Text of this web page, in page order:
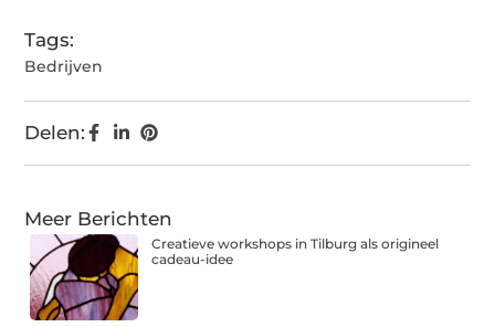
Tags:
Bedrijven
Delen:
Meer Berichten
Creatieve workshops in Tilburg als origineel
cadeau-idee